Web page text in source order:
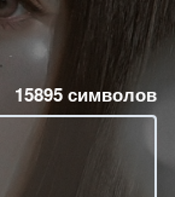
15895символов